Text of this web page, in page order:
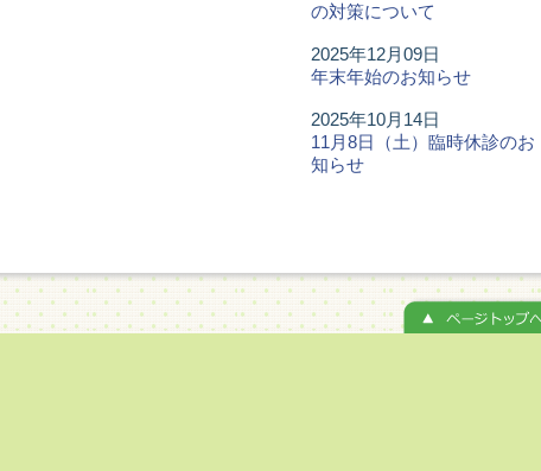
の対策について
2025年12月09日
年末年始のお知らせ
2025年10月14日
11月8日（土）臨時休診のお
知らせ